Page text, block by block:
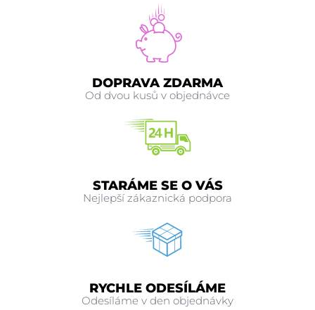
DOPRAVA ZDARMA
Od dvou kusů v objednávce
STARÁME SE O VÁS
Nejlepší zákaznická podpora
RYCHLE ODESÍLÁME
Odesíláme v den objednávky